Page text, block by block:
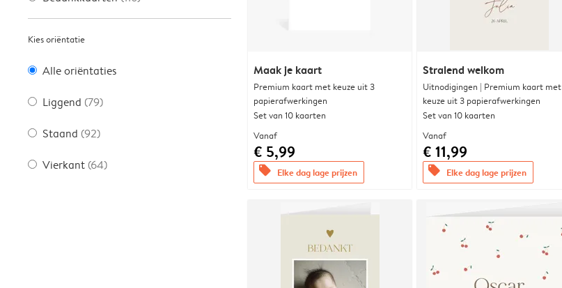
Kies oriëntatie
Alle oriëntaties
Liggend (79)
Staand (92)
Vierkant (64)
Maak je kaart
Premium kaart met keuze uit 3
papierafwerkingen
Set van 10 kaarten
Vanaf
€ 5,99
offers Elke dag lage prijzen
Stralend welkom
Uitnodigingen | Premium kaart met
keuze uit 3 papierafwerkingen
Set van 10 kaarten
Vanaf
€ 11,99
offers Elke dag lage prijzen